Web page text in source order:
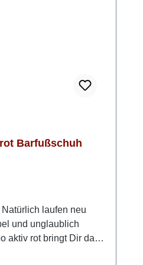
kannst Du
Futter: 100 %
Barfußschuh
laufen neu
und unglaublich
aktiv rot bringt Dir das